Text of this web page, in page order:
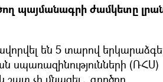
պայմանագրի ժամկետը
են 5 տարով
(ՌՀՍ)
չի մնացել․ գործող